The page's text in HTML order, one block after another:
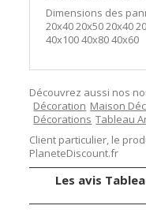
Dimensions des
20x40 20x50 20x40
40x100 40x80 40x60
Découvrez aussi nos
Décoration Maison
Décorations Tableau
Client particulier, le
PlaneteDiscount.fr
Les avis